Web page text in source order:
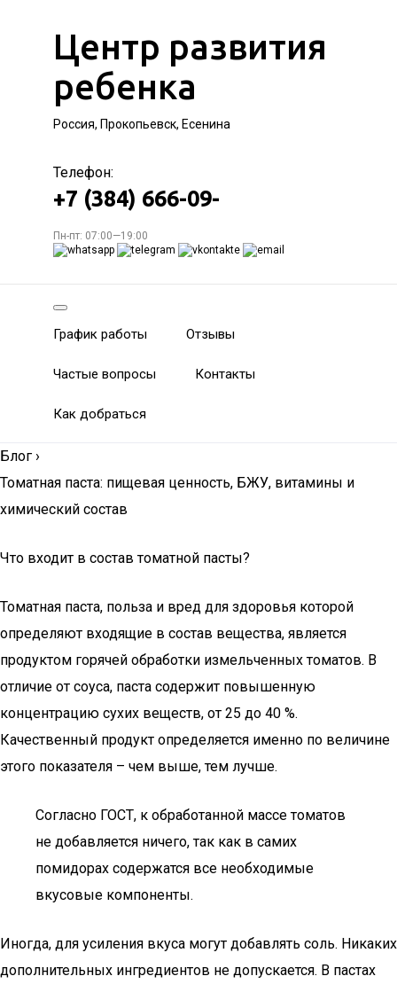
Центр развития
ребенка
Россия, Прокопьевск, Есенина
Телефон:
+7 (384) 666-09-
Пн-пт: 07:00—19:00
График работы Отзывы
Частые вопросы Контакты
Как добраться
Блог ›
Томатная паста: пищевая ценность, БЖУ, витамины и
химический состав
Что входит в состав томатной пасты?
Томатная паста, польза и вред для здоровья которой
определяют входящие в состав вещества, является
продуктом горячей обработки измельченных томатов. В
отличие от соуса, паста содержит повышенную
концентрацию сухих веществ, от 25 до 40 %.
Качественный продукт определяется именно по величине
этого показателя – чем выше, тем лучше.
Согласно ГОСТ, к обработанной массе томатов
не добавляется ничего, так как в самих
помидорах содержатся все необходимые
вкусовые компоненты.
Иногда, для усиления вкуса могут добавлять соль. Никаких
дополнительных ингредиентов не допускается. В пастах